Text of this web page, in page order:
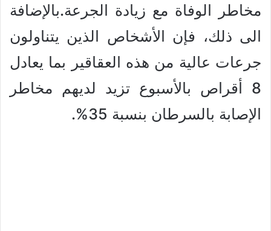
مخاطر الوفاة مع زيادة الجرعة.بالإضافة
الى ذلك، فإن الأشخاص الذين يتناولون
جرعات عالية من هذه العقاقير بما يعادل
8 أقراص بالأسبوع تزيد لديهم مخاطر
الإصابة بالسرطان بنسبة 35%.